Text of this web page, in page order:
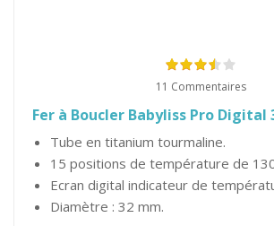
11 Commentaires
Fer à Boucler Babyliss Pro Digital
Tube en titanium tourmaline.
15 positions de température de
Ecran digital indicateur de
Diamètre : 32 mm.